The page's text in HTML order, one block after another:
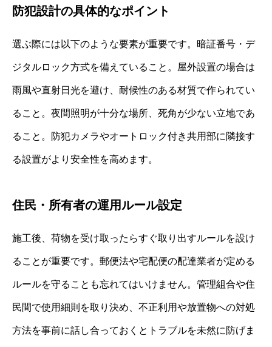
防犯設計の具体的なポイント
選ぶ際には以下のような要素が重要です。暗証番号・デ
ジタルロック方式を備えていること。屋外設置の場合は
雨風や直射日光を避け、耐候性のある材質で作られてい
ること。夜間照明が十分な場所、死角が少ない立地であ
ること。防犯カメラやオートロック付き共用部に隣接す
る設置がより安全性を高めます。
住民・所有者の運用ルール設定
施工後、荷物を受け取ったらすぐ取り出すルールを設け
ることが重要です。郵便法や宅配便の配達業者が定める
ルールを守ることも忘れてはいけません。管理組合や住
民間で使用細則を取り決め、不正利用や放置物への対処
方法を事前に話し合っておくとトラブルを未然に防げま